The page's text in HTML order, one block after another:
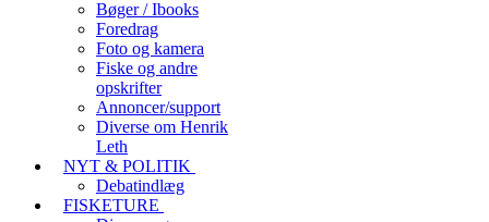
Bøger / Ibooks
Foredrag
Foto og kamera
Fiske og andre
opskrifter
Annoncer/support
Diverse om Henrik
Leth
NYT & POLITIK
Debatindlæg
FISKETURE